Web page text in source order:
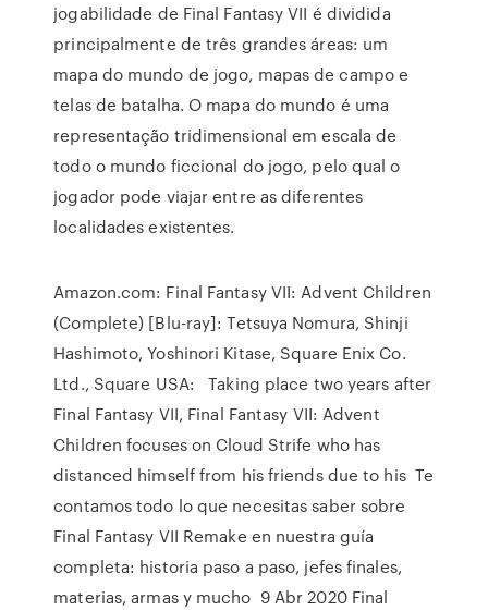
jogabilidade de Final Fantasy VII é dividida
principalmente de três grandes áreas: um
mapa do mundo de jogo, mapas de campo e
telas de batalha. O mapa do mundo é uma
representação tridimensional em escala de
todo o mundo ficcional do jogo, pelo qual o
jogador pode viajar entre as diferentes
localidades existentes.
Amazon.com: Final Fantasy VII: Advent Children
(Complete) [Blu-ray]: Tetsuya Nomura, Shinji
Hashimoto, Yoshinori Kitase, Square Enix Co.
Ltd., Square USA: Taking place two years after
Final Fantasy VII, Final Fantasy VII: Advent
Children focuses on Cloud Strife who has
distanced himself from his friends due to his Te
contamos todo lo que necesitas saber sobre
Final Fantasy VII Remake en nuestra guía
completa: historia paso a paso, jefes finales,
materias, armas y mucho 9 Abr 2020 Final